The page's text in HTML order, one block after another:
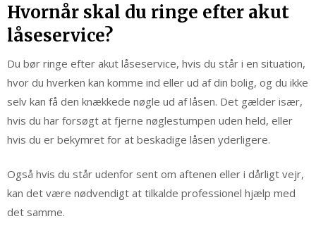
Hvornår skal du ringe efter akut
låseservice?
Du bør ringe efter akut låseservice, hvis du står i en situation,
hvor du hverken kan komme ind eller ud af din bolig, og du ikke
selv kan få den knækkede nøgle ud af låsen. Det gælder især,
hvis du har forsøgt at fjerne nøglestumpen uden held, eller
hvis du er bekymret for at beskadige låsen yderligere.
Også hvis du står udenfor sent om aftenen eller i dårligt vejr,
kan det være nødvendigt at tilkalde professionel hjælp med
det samme.